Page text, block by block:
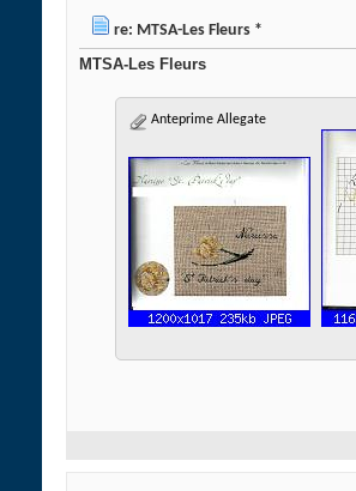
re: MTSA-Les Fleurs *
MTSA-Les Fleurs
Anteprime Allegate